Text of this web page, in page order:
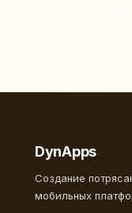
DynApps
Создание
мобильных